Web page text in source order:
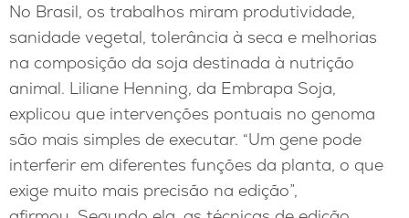
No Brasil, os trabalhos miram produtividade,
sanidade vegetal, tolerância à seca e melhorias
na composição da soja destinada à nutrição
animal. Liliane Henning, da Embrapa Soja,
explicou que intervenções pontuais no genoma
são mais simples de executar. “Um gene pode
interferir em diferentes funções da planta, o que
exige muito mais precisão na edição”,